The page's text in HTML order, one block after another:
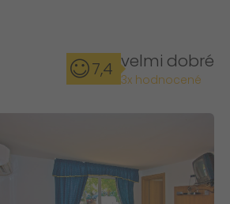
7,4 velmi dobré
3x hodnocené